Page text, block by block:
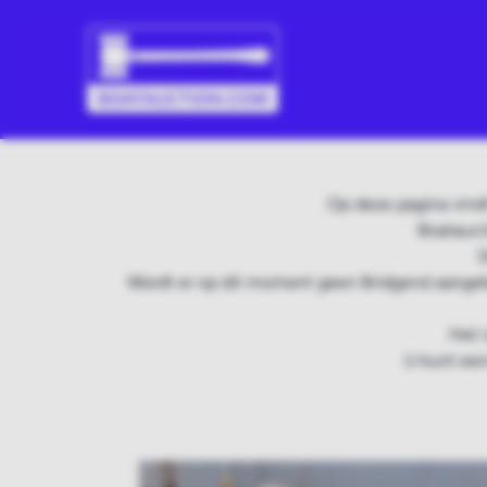
Op deze pagina
Wordt er op dit moment geen Bridgend
Het
U kunt